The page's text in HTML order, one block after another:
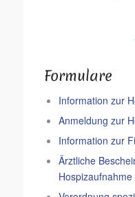
Formulare
Information zur
Anmeldung zur
Information zur
Ärztliche
Hospizaufnahme